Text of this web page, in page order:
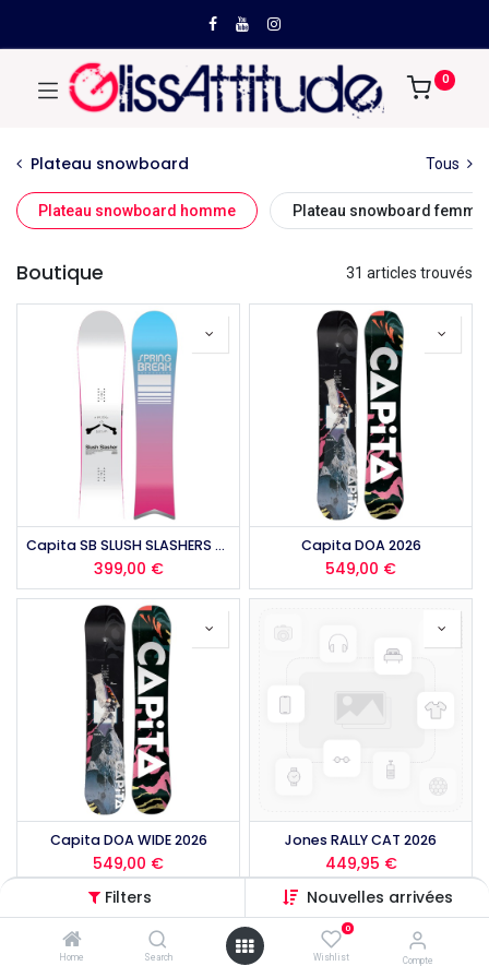
Filters Nouvelles arrivées
Home Search
0
Wishlist Compte
0
Plateau snowboard Tous
Plateau snowboard homme Plateau snowboard femme
Boutique 31 articles trouvés
Capita SB SLUSH SLASHERS 2026
399,00 €
Capita DOA 2026
549,00 €
Capita DOA WIDE 2026
549,00 €
Jones RALLY CAT 2026
449,95 €